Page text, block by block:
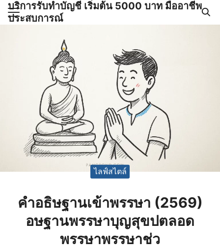
Skipบริการรับทำบัญชี เริ่มต้น 5000 บาท มืออาชีพ
ประสบการณ์
ญชีและภาษีครบวงจร |
ไลฟ์สไตล์
คำอธิษฐานเข้าพรรษา (2569)
อษฐานพรรษาบุญสุขปตลอด
พรรษาพรรษาช่ว